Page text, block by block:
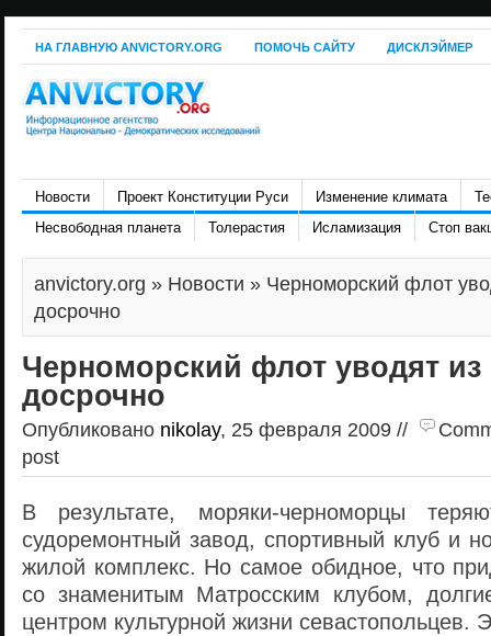
НА ГЛАВНУЮ ANVICTORY.ORG ПОМОЧЬ САЙТУ ДИСКЛЭЙМЕР
Новости Проект Конституции Руси Изменение климата
Несвободная планета
Толерастия Исламизация Стоп
anvictory.org » Новости » Черноморский флот
досрочно
Черноморский флот уводят из
досрочно
Опубликовано nikolay, 25 февраля 2009 //
post
В результате, моряки-черноморцы
судоремонтный завод, спортивный клуб и
жилой комплекс. Но самое обидное, что
со знаменитым Матросским клубом,
центром культурной жизни севастопольцев.